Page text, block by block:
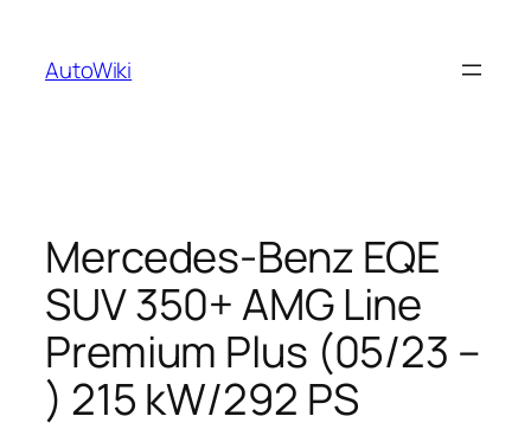
springen
AutoWiki
Mercedes-Benz EQE
SUV 350+ AMG Line
Premium Plus (05/23 –
) 215 kW/292 PS